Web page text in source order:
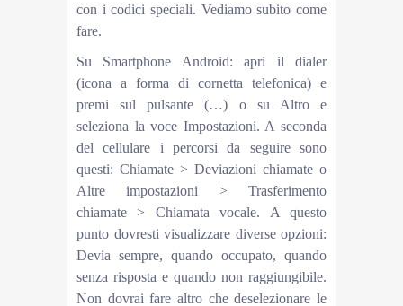
con i codici speciali. Vediamo subito come
fare.
Su Smartphone Android: apri il dialer
(icona a forma di cornetta telefonica) e
premi sul pulsante (…) o su Altro e
seleziona la voce Impostazioni. A seconda
del cellulare i percorsi da seguire sono
questi: Chiamate > Deviazioni chiamate o
Altre impostazioni > Trasferimento
chiamate > Chiamata vocale. A questo
punto dovresti visualizzare diverse opzioni:
Devia sempre, quando occupato, quando
senza risposta e quando non raggiungibile.
Non dovrai fare altro che deselezionare le